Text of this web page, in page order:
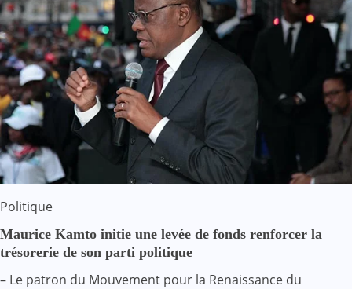
Politique
Maurice Kamto initie une levée de fonds renforcer la
trésorerie de son parti politique
– Le patron du Mouvement pour la Renaissance du